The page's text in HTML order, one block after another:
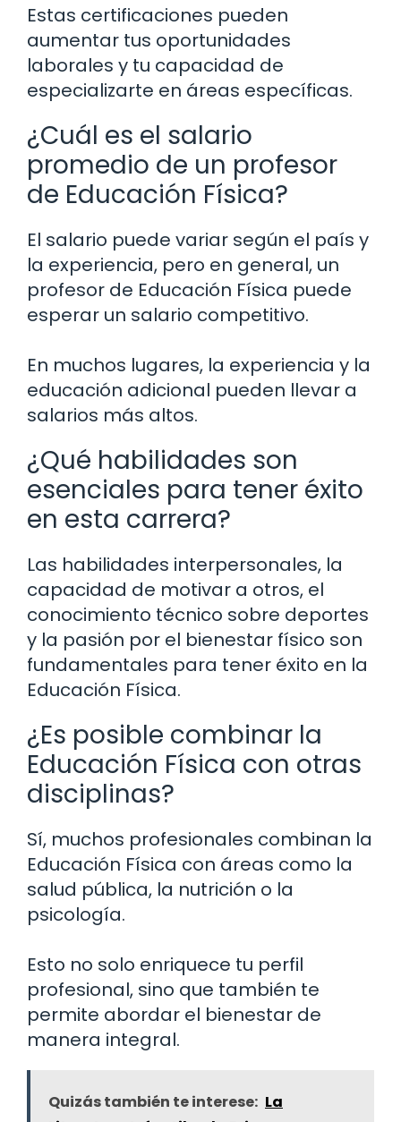
Estas certificaciones pueden
aumentar tus oportunidades
laborales y tu capacidad de
especializarte en áreas específicas.
¿Cuál es el salario
promedio de un profesor
de Educación Física?
El salario puede variar según el país y
la experiencia, pero en general, un
profesor de Educación Física puede
esperar un salario competitivo.
En muchos lugares, la experiencia y la
educación adicional pueden llevar a
salarios más altos.
¿Qué habilidades son
esenciales para tener éxito
en esta carrera?
Las habilidades interpersonales, la
capacidad de motivar a otros, el
conocimiento técnico sobre deportes
y la pasión por el bienestar físico son
fundamentales para tener éxito en la
Educación Física.
¿Es posible combinar la
Educación Física con otras
disciplinas?
Sí, muchos profesionales combinan la
Educación Física con áreas como la
salud pública, la nutrición o la
psicología.
Esto no solo enriquece tu perfil
profesional, sino que también te
permite abordar el bienestar de
manera integral.
Quizás también te interese: La